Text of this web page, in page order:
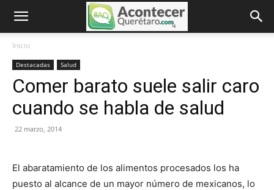
Inicio
Destacadas Salud
Comer barato suele salir caro
cuando se habla de salud
22 marzo, 2014
El abaratamiento de los alimentos procesados los ha
puesto al alcance de un mayor número de mexicanos, lo